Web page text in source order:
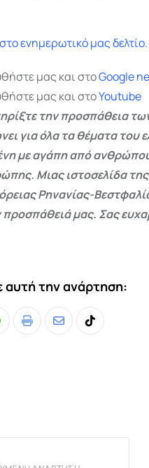
ενημερωτικό μας δελτίο.
μας και στοGoogle
μας και στοYoutube
την προσπάθεια
για όλα τα θέματα του
με αγάπη από
Μιας ιστοσελίδα
Ρηνανίας-
προσπάθειά μας. Σας
αυτή την ανάρτηση:
Print
ShareTiktok